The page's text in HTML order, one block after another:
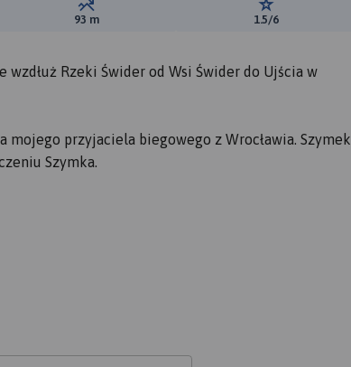
Suma spadków:
93 m Ocena trasy:
1.5/6
Rzeki Świder od Wsi Świder do Ujścia w
mojego przyjaciela biegowego z Wrocławia. Szymek
Szymka.